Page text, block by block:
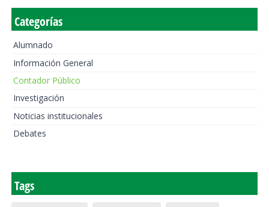
Categorías
Alumnado
Información General
Contador Público
Investigación
Noticias institucionales
Debates
Tags